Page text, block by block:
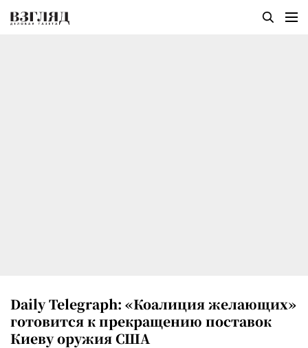
Daily Telegraph: «Коалиция желающих»
готовится к прекращению поставок
Киеву оружия США